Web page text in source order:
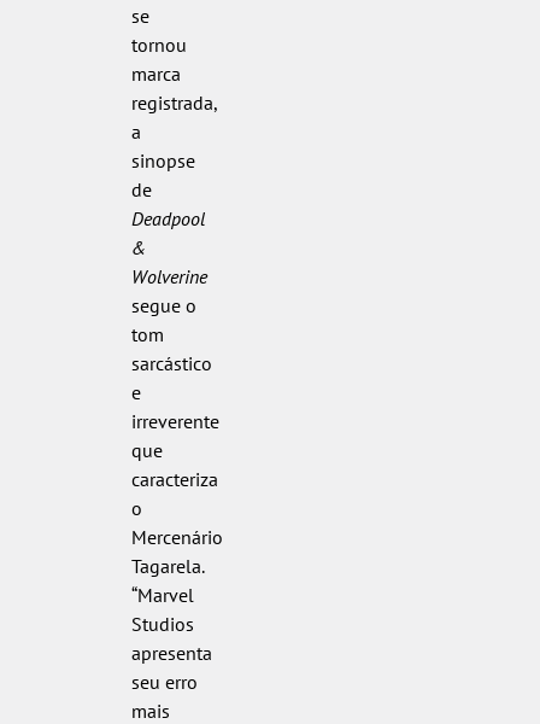
se
tornou
marca
registrada,
a
sinopse
de
Deadpool
&
Wolverine
segue o
tom
sarcástico
e
irreverente
que
caracteriza
o
Mercenário
Tagarela.
“Marvel
Studios
apresenta
seu erro
mais